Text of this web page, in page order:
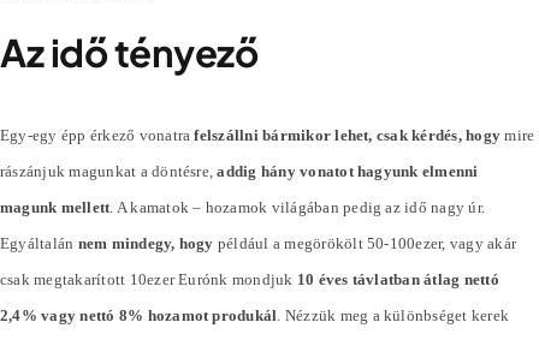
Az idő tényező
Egy-egy épp érkező vonatrafelszállni bármikor lehet, csak kérdés, hogy mire
rászánjuk magunkat a döntésre,addig hány vonatot hagyunk elmenni
magunk mellett . A kamatok – hozamok világában pedig az idő nagy úr.
Egyáltalán nem mindegy, hogy például a megörökölt 50-100ezer, vagy akár
csak megtakarított 10ezer Eurónk mondjuk 10 éves távlatban átlag nettó
2,4% vagy nettó 8% hozamot produkál . Nézzük meg a különbséget kerek